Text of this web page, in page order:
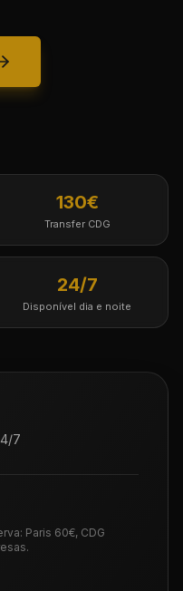
130€
Transfer CDG
24/7
Disponível dia e noite
7
Paris 60€, CDG